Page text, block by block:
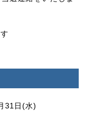
31日(水)